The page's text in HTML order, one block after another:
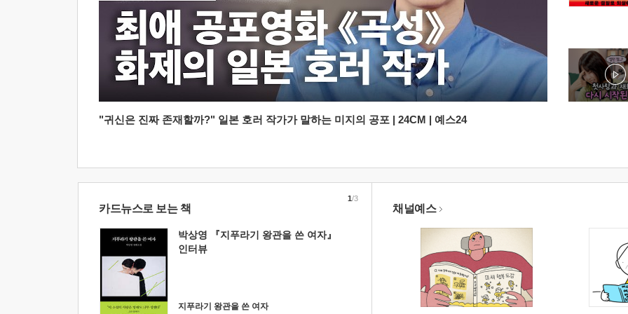
"귀신은 진짜 존재할까?" 일본 호러 작가가 말하는 미지의 공포 | 24CM | 예스24
카드뉴스로 보는 책
박상영 『지푸라기 왕관을 쓴 여자』
인터뷰
지푸라기 왕관을 쓴 여자
1/3
채널예스